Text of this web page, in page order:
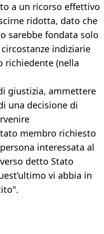
a un ricorso effettivo
ridotta, dato che
sarebbe fondata solo
indiziarie
richiedente (nella
giustizia, ammettere
una decisione di
membro richiesto
interessata al
detto Stato
vi abbia in